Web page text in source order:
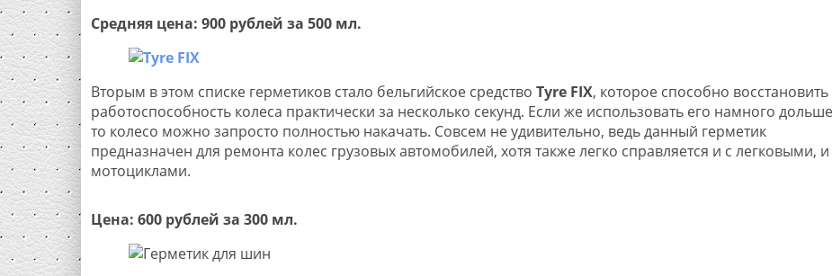
Средняя цена: 900 рублей за 500 мл.
Вторым в этом списке герметиков стало бельгийское средство Tyre FIX, которое способно восстановить
работоспособность колеса практически за несколько секунд. Если же использовать его намного
то колесо можно запросто полностью накачать. Совсем не удивительно, ведь данный герметик
предназначен для ремонта колес грузовых автомобилей, хотя также легко справляется и с легковыми, и
мотоциклами.
Цена: 600 рублей за 300 мл.